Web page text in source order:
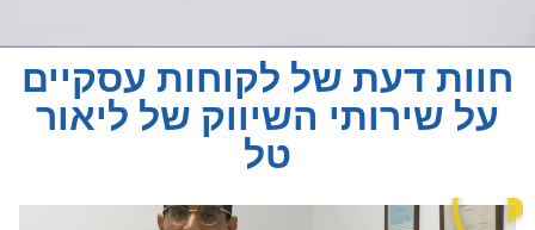
חוות דעת של לקוחות עסקיים
על שירותי השיווק של ליאור
טל